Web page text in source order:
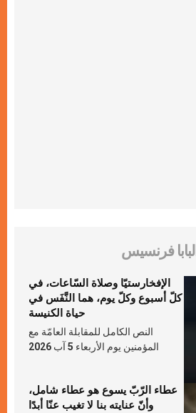
البابا فرنسيس
الإفخارستيّا وصلاة السّاعات، في
كلّ أسبوع وكلّ يوم، هما النَّفَس في
حياة الكنيسة
النص الكامل للمقابلة العامّة مع
المؤمنين يوم الأربعاء 5 آب 2026
عطاء الرّبّ يسوع هو عطاء شامل،
وأنّ عنايته بنا لا تغيب عنّا أبدًا